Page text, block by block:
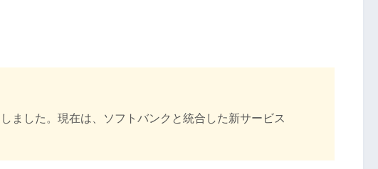
しました。現在は、ソフトバンクと統合した新サービス